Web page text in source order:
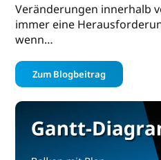
Veränderungen innerhalb
immer eine
wenn…
Zum Blogbeitrag